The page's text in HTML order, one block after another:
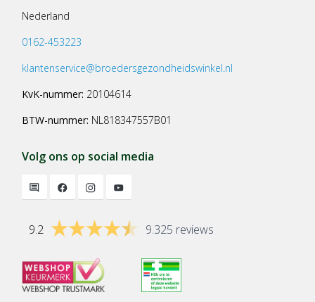
Nederland
0162-453223
klantenservice@broedersgezondheidswinkel.nl
KvK-nummer: 20104614
BTW-nummer: NL818347557B01
Volg ons op social media
9.2 9.325 reviews